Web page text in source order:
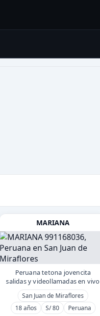
MARIANA
Peruana tetona jovencita
salidas y videollamadas en vivo
San Juan de Miraflores
18 años
S/ 80 Peruana